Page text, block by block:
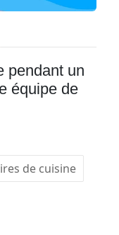
pendant un
équipe de
de cuisine